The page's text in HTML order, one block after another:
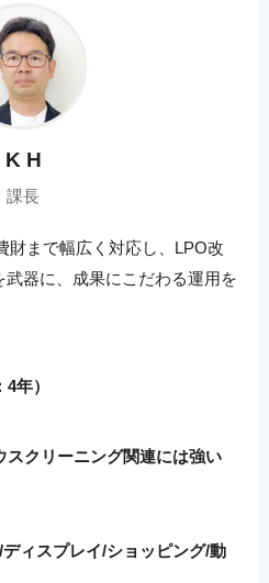
K H
課長
財まで幅広く対応し、LPO改
器に、成果にこだわる運用を
年）
クリーニング関連には強い
ィスプレイ/ショッピング/動